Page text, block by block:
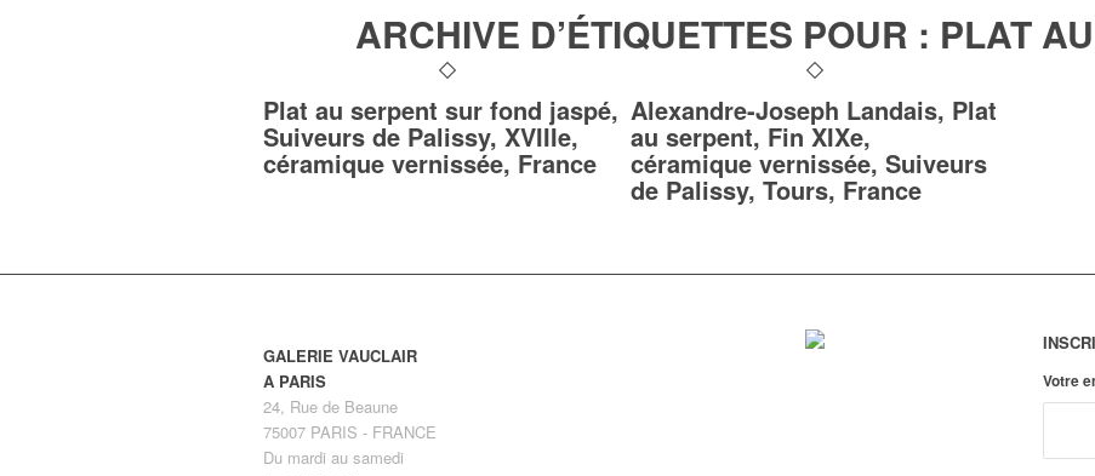
ARCHIVE D’ÉTIQUETTES POUR : PLAT
Plat au serpent sur fond jaspé,
Suiveurs de Palissy, XVIIIe,
céramique vernissée, France
Alexandre-Joseph Landais, Plat
au serpent, Fin XIXe,
céramique vernissée, Suiveurs
de Palissy, Tours, France
GALERIE VAUCLAIR
A PARIS
24, Rue de Beaune
75007 PARIS - FRANCE
Du mardi au samedi
Votre